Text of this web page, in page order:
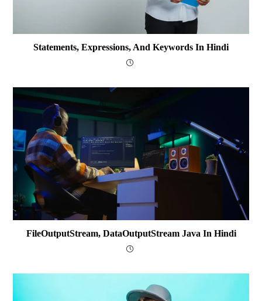
Statements, Expressions, And Keywords In Hindi
FileOutputStream, DataOutputStream Java In Hindi